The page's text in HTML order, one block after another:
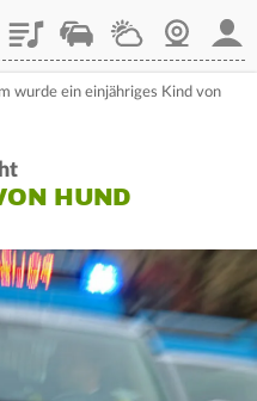
PlaylistStaupilotWetterWebcam
wurde ein einjähriges Kind von
HUND